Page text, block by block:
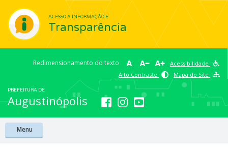
ACESSO A INFORMAÇÃO E
Transparência
Redimensionamento do texto
Acessibilidade
Alto Contraste
Mapa do Site
PREFEITURA DE
Augustinópolis
Menu